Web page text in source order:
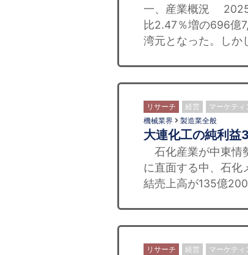
一、産業概況 2025
比2.47％増の696億
湾元となった。し
リサーチ 経営 マーケティ
機械業界 製造業全般
大連化工の純利益
石化産業が中東情
に直面する中、石化
結売上高が135億
リサーチ 経営 マーケティ